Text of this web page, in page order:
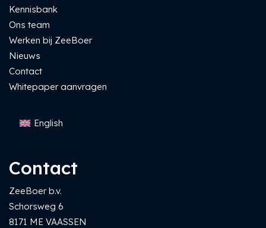
Kennisbank
Ons team
Werken bij ZeeBoer
Nieuws
Contact
Whitepaper aanvragen
English
Contact
ZeeBoer b.v.
Schorsweg 6
8171 ME VAASSEN